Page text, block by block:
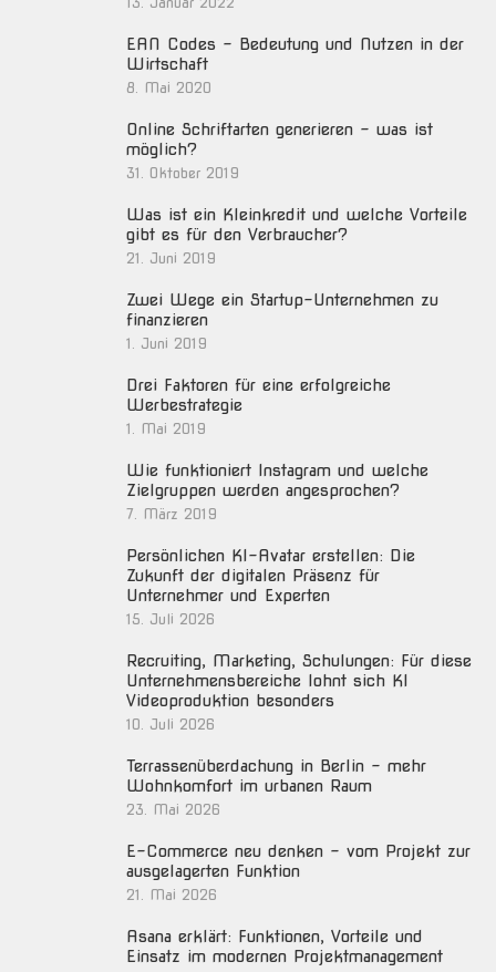
EAN Codes – Bedeutung und Nutzen in der
Wirtschaft
8. Mai 2020
Online Schriftarten generieren – was ist
möglich?
31. Oktober 2019
Was ist ein Kleinkredit und welche Vorteile
gibt es für den Verbraucher?
21. Juni 2019
Zwei Wege ein Startup-Unternehmen zu
finanzieren
1. Juni 2019
Drei Faktoren für eine erfolgreiche
Werbestrategie
1. Mai 2019
Wie funktioniert Instagram und welche
Zielgruppen werden angesprochen?
7. März 2019
Persönlichen KI-Avatar erstellen: Die
Zukunft der digitalen Präsenz für
Unternehmer und Experten
15. Juli 2026
Recruiting, Marketing, Schulungen: Für diese
Unternehmensbereiche lohnt sich KI
Videoproduktion besonders
10. Juli 2026
Terrassenüberdachung in Berlin – mehr
Wohnkomfort im urbanen Raum
23. Mai 2026
E-Commerce neu denken – vom Projekt zur
ausgelagerten Funktion
21. Mai 2026
Asana erklärt: Funktionen, Vorteile und
Einsatz im modernen Projektmanagement